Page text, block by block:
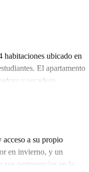
habitaciones ubicado en
El apartamento
y secadora
se permite fumar, pero se
esta propiedad
encontrará
como Thouss y Bloum -
a su propio
en invierno, y un
pertenencias en la